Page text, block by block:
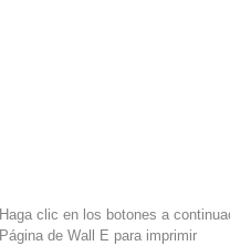
Haga clic en los botones a
Página de Wall E para imprimir